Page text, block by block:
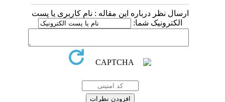
ارسال نظر درباره این مقاله : نام کاربری یا پست
الکترونیک شما: